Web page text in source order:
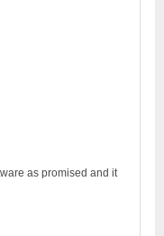
as promised and it